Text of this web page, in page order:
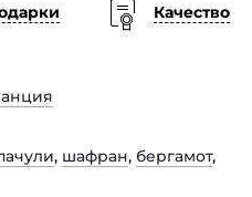
Качество
, шафран, бергамот,